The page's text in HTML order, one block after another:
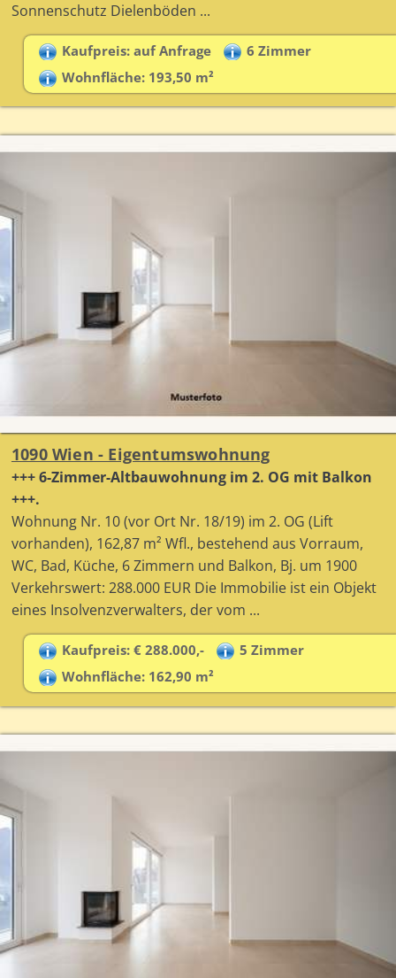
Sonnenschutz Dielenböden ...
Kaufpreis: auf Anfrage
6 Zimmer
Wohnfläche: 193,50 m²
1090 Wien - Eigentumswohnung
+++ 6-Zimmer-Altbauwohnung im 2. OG mit Balkon
+++.
Wohnung Nr. 10 (vor Ort Nr. 18/19) im 2. OG (Lift
vorhanden), 162,87 m² Wfl., bestehend aus Vorraum,
WC, Bad, Küche, 6 Zimmern und Balkon, Bj. um 1900
Verkehrswert: 288.000 EUR Die Immobilie ist ein Objekt
eines Insolvenzverwalters, der vom ...
Kaufpreis: € 288.000,-
5 Zimmer
Wohnfläche: 162,90 m²